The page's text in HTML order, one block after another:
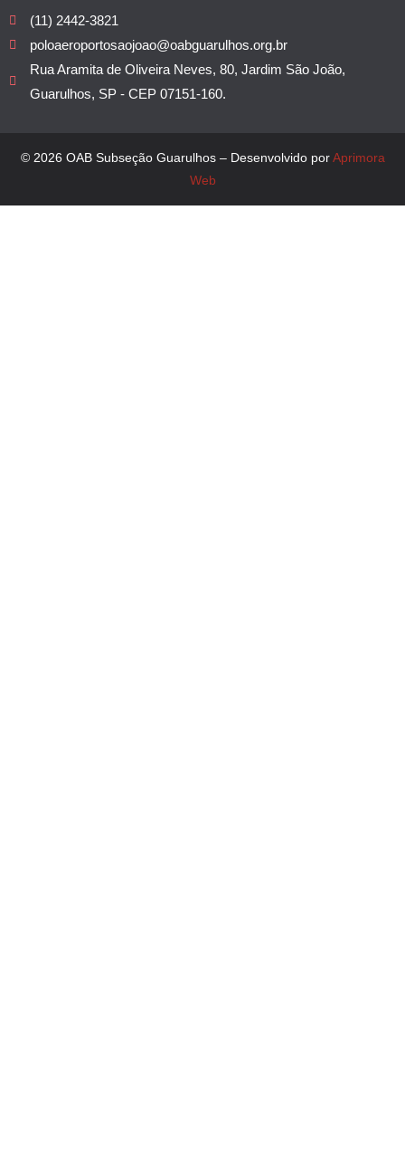
(11) 2442-3821
poloaeroportosaojoao@oabguarulhos.org.br
Rua Aramita de Oliveira Neves, 80, Jardim São João,
Guarulhos, SP - CEP 07151-160.
© 2026 OAB Subseção Guarulhos – Desenvolvido porAprimora
Web